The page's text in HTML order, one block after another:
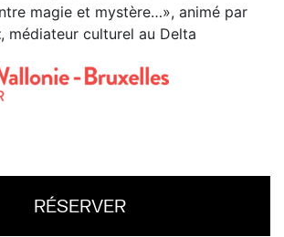
magie et mystère…», animé par
, médiateur culturel au Delta
RÉSERVER